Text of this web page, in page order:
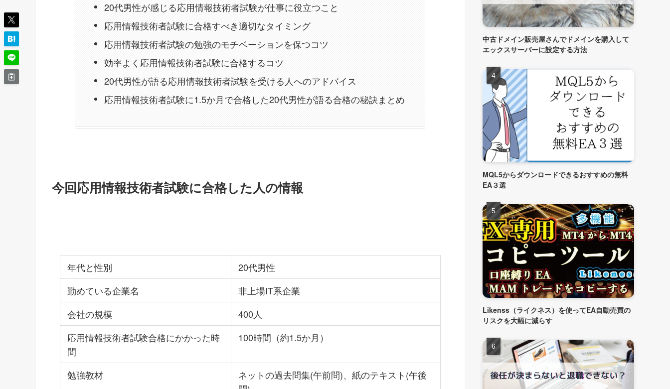
20代男性が感じる応用情報技術者試験が仕事に役立つこと
応用情報技術者試験に合格すべき適切なタイミング
応用情報技術者試験の勉強のモチベーションを保つコツ
効率よく応用情報技術者試験に合格するコツ
20代男性が語る応用情報技術者試験を受ける人へのアドバイス
応用情報技術者試験に1.5か月で合格した20代男性が語る合格の秘訣まとめ
今回応用情報技術者試験に合格した人の情報
年代と性別
20代男性
勤めている企業名
非上場IT系企業
会社の規模
400人
応用情報技術者試験合格にかかった時
間
100時間（約1.5か月）
勉強教材
ネットの過去問集(午前問)、紙のテキスト(午後
中古ドメイン販売屋さんでドメインを購入して
エックスサーバーに設定する方法
MQL5からダウンロードできるおすすめの無料
EA３選
Likenss（ライクネス）を使ってEA自動売買の
リスクを大幅に減らす